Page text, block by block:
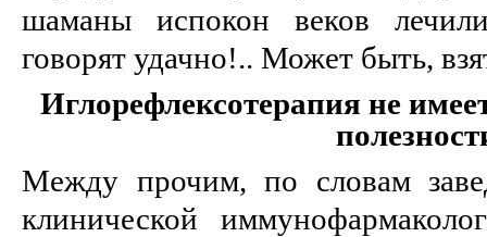
шаманы испокон веков
говорят удачно!.. Может быть,
Иглорефлексотерапия не
Между прочим, по словам
клинической